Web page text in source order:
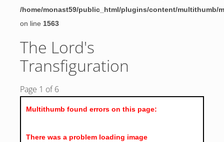
/home/monast59/public_html/plugins/content/multithumb/
on line 1563
The Lord's
Transfiguration
Page 1 of 6
Multithumb found errors on this page:
There was a problem loading image